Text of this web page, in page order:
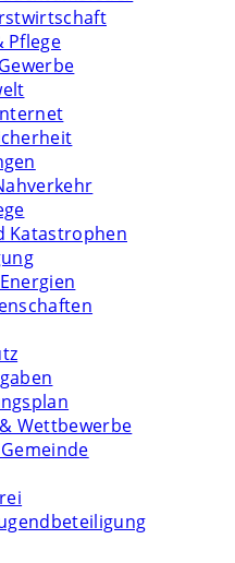
Pflege
Katastrophen
Wettbewerbe